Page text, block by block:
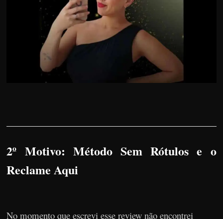
2º Motivo: Método Sem Rótulos e o
Reclame Aqui
No momento que escrevi esse review não encontrei